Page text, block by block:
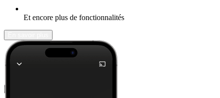
Et encore plus de fonctionnalités